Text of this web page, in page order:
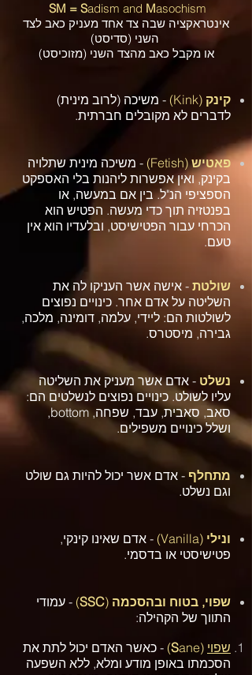
SM = Sadism and Masochism
אינטראקציה שבה צד אחד מעניק כאב לצד
או מקבל כאב מהצד השני (מזוכיסט)
קינק (Kink)
- משיכה (לרוב מינית)
לדברים לא מקובלים חברתית.
פאטיש(Fetish)
- משיכה מינית שתלויה
בקינק, ואין אפשרות ליהנות בלי האספקט
הספציפי הנ"ל. בין אם במעשה, או
בפנטזיה תוך כדי מעשה. הפטיש הוא
הכרחי עבור הפטישיסט, ובלעדיו הוא אין
טעם.
שולטת - אישה אשר העניקו לה את
השליטה על אדם אחר. כינויים נפוצים
לשולטות הם: ליידי, עלמה, דומינה, מלכה,
גבירה, מיסטרס.
נשלט - אדם אשר מעניק את השליטה
עליו לשולט. כינויים נפוצים לנשלטים הם:
סאב, סאבית, עבד, שפחה, bottom,
ושלל כינויים משפילים.
מתחלף - אדם אשר יכול להיות גם שולט
וגם נשלט.
ונילי (Vanilla)
- אדם שאינו קינקי,
פטישיסטי או בדסמי.
שפוי, בטוח ובהסכמה (
SSC
) - עמודי
התווך של הקהילה:​​
שפוי (
Sane)
- כאשר האדם יכול לתת את
הסכמתו באופן מודע ומלא, ללא השפעה